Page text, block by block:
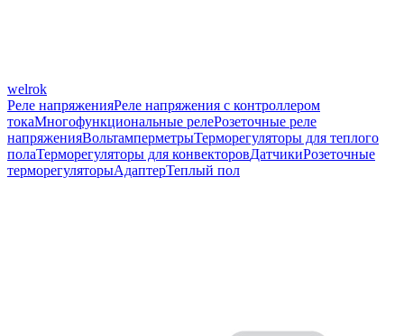
welrok
Реле напряженияРеле напряжения с контроллером
токаМногофункциональные релеРозеточные реле
напряженияВольтамперметрыТерморегуляторы для теплого
полаТерморегуляторы для конвекторовДатчикиРозеточные
терморегуляторыАдаптерТеплый пол